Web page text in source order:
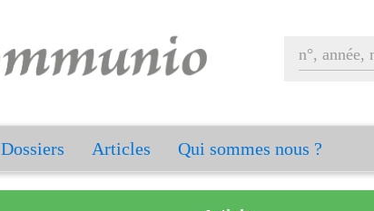
Dossiers Articles Qui sommes nous ?